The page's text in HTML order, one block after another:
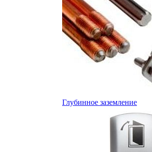
Глубинное заземление